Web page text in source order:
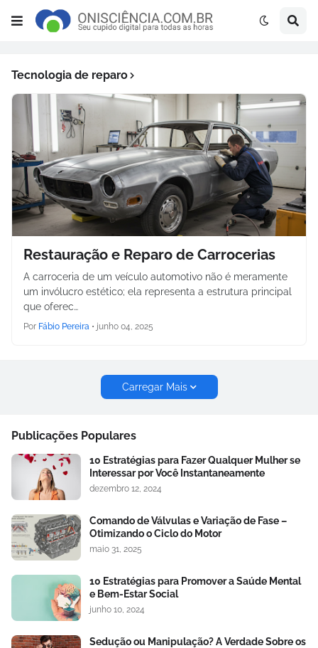
Tecnologia de reparo
Restauração e Reparo de Carrocerias
A carroceria de um veículo automotivo não é meramente
um invólucro estético; ela representa a estrutura principal
que oferec…
Por Fábio Pereira • junho 04, 2025
Carregar Mais
Publicações Populares
10 Estratégias para Fazer Qualquer Mulher se
Interessar por Você Instantaneamente
dezembro 12, 2024
Comando de Válvulas e Variação de Fase –
Otimizando o Ciclo do Motor
maio 31, 2025
10 Estratégias para Promover a Saúde Mental
e Bem-Estar Social
junho 10, 2024
Sedução ou Manipulação? A Verdade Sobre os